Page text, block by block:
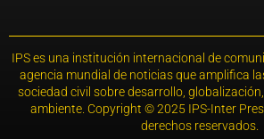
IPS es una institución internacional de
agencia mundial de noticias que amplifica
sociedad civil sobre desarrollo,
ambiente. Copyright © 2025 IPS-Inter
derechos reservados.